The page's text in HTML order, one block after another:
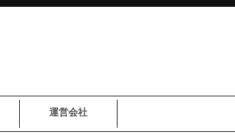
運営会社